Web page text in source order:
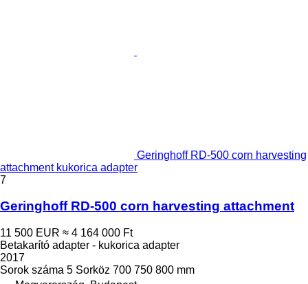
Geringhoff RD-500 corn harvesting
attachment kukorica adapter
7
Geringhoff RD-500 corn harvesting attachment
11 500 EUR ≈ 4 164 000 Ft
Betakarító adapter - kukorica adapter
2017
Sorok száma 5 Sorköz 700 750 800 mm